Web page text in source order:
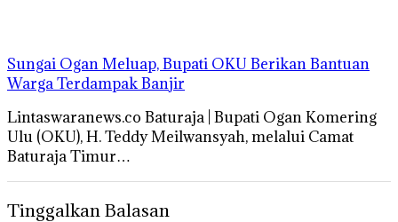
Sungai Ogan Meluap, Bupati OKU Berikan Bantuan
Warga Terdampak Banjir
Lintaswaranews.co Baturaja | Bupati Ogan Komering
Ulu (OKU), H. Teddy Meilwansyah, melalui Camat
Baturaja Timur…
Tinggalkan Balasan